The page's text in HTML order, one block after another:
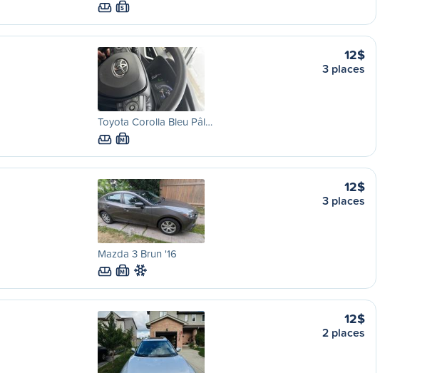
S
Toyota Corolla Bleu Pâl…
M
12$
3 places
Mazda 3 Brun '16
M
12$
3 places
12$
2 places